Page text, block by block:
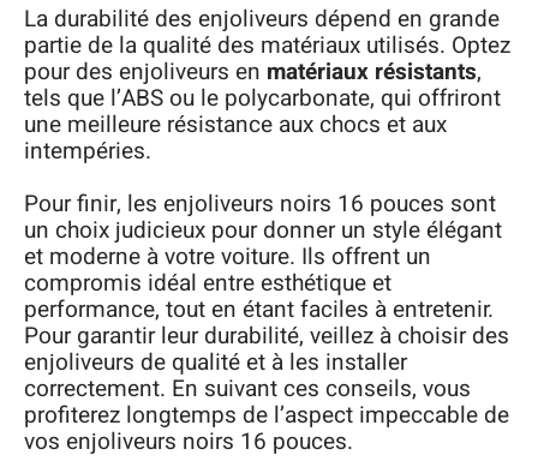
La durabilité des enjoliveurs dépend en grande
partie de la qualité des matériaux utilisés. Optez
pour des enjoliveurs en matériaux résistants,
tels que l’ABS ou le polycarbonate, qui offriront
une meilleure résistance aux chocs et aux
intempéries.
Pour finir, les enjoliveurs noirs 16 pouces sont
un choix judicieux pour donner un style élégant
et moderne à votre voiture. Ils offrent un
compromis idéal entre esthétique et
performance, tout en étant faciles à entretenir.
Pour garantir leur durabilité, veillez à choisir des
enjoliveurs de qualité et à les installer
correctement. En suivant ces conseils, vous
profiterez longtemps de l’aspect impeccable de
vos enjoliveurs noirs 16 pouces.